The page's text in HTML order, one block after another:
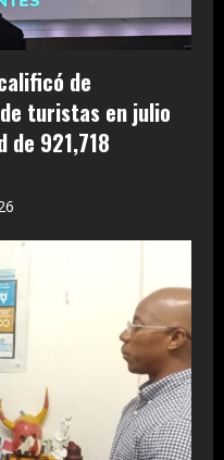
de
turistas en julio
921,718